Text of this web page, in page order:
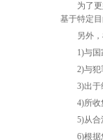
为了
基于特定
另外
1)与
2)与
3)出
4)所
5)从
6)根